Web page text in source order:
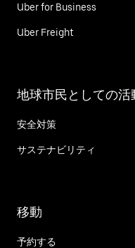
Uber for Business
Uber Freight
地球市民としての活
安全対策
サステナビリティ
移動
予約する